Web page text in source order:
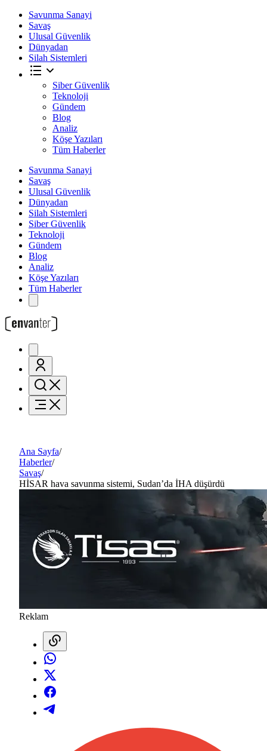
Savunma Sanayi
Savaş
Ulusal Güvenlik
Dünyadan
Silah Sistemleri
Siber Güvenlik
Teknoloji
Gündem
Blog
Analiz
Köşe Yazıları
Tüm Haberler
Savunma Sanayi
Savaş
Ulusal Güvenlik
Dünyadan
Silah Sistemleri
Siber Güvenlik
Teknoloji
Gündem
Blog
Analiz
Köşe Yazıları
Tüm Haberler
Ana Sayfa/
Haberler/
Savaş/
HİSAR hava savunma sistemi, Sudan’da İHA düşürdü
Reklam